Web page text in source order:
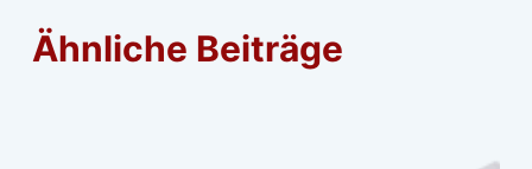
Ähnliche Beiträge